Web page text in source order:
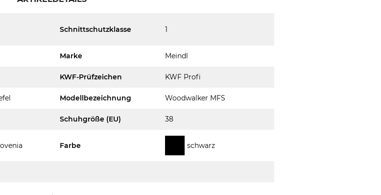
Schnittschutzklasse 1
Marke Meindl
KWF-Prüfzeichen KWF Profi
Modellbezeichnung Woodwalker MFS
Schuhgröße (EU) 38
Farbe schwarz